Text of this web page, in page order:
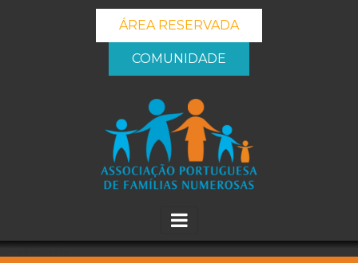
ÁREA RESERVADA
COMUNIDADE
_banner_me_